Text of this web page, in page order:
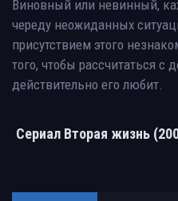
Виновный или невинный,
череду неожиданных
присутствием этого
того, чтобы рассчитаться с
действительно его любит.
Сериал Вторая жизнь